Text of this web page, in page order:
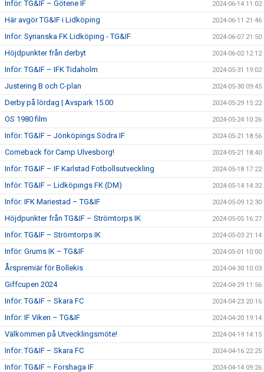
Inför: TG&IF – Götene IF 2024-06-14 11:02
Här avgör TG&IF i Lidköping 2024-06-11 21:46
Inför: Syrianska FK Lidköping - TG&IF 2024-06-07 21:50
Höjdpunkter från derbyt 2024-06-02 12:12
Inför: TG&IF – IFK Tidaholm 2024-05-31 19:02
Justering B och C-plan 2024-05-30 09:45
Derby på lördag | Avspark 15.00 2024-05-29 15:22
OS 1980 film 2024-05-24 10:26
Inför: TG&IF – Jönköpings Södra IF 2024-05-21 18:56
Comeback för Camp Ulvesborg! 2024-05-21 18:40
Inför: TG&IF – IF Karlstad Fotbollsutveckling 2024-05-18 17:22
Inför: TG&IF – Lidköpings FK (DM) 2024-05-14 14:32
Inför: IFK Mariestad – TG&IF 2024-05-09 12:30
Höjdpunkter från TG&IF – Strömtorps IK 2024-05-05 16:27
Inför: TG&IF – Strömtorps IK 2024-05-03 21:14
Inför: Grums IK – TG&IF 2024-05-01 10:00
Årspremiär för Bollekis 2024-04-30 10:03
Giffcupen 2024 2024-04-29 11:56
Inför: TG&IF – Skara FC 2024-04-23 20:16
Inför: IF Viken – TG&IF 2024-04-20 19:14
Välkommen på Utvecklingsmöte! 2024-04-19 14:15
Inför: TG&IF – Skara FC 2024-04-16 22:25
Inför: TG&IF – Forshaga IF 2024-04-14 09:26